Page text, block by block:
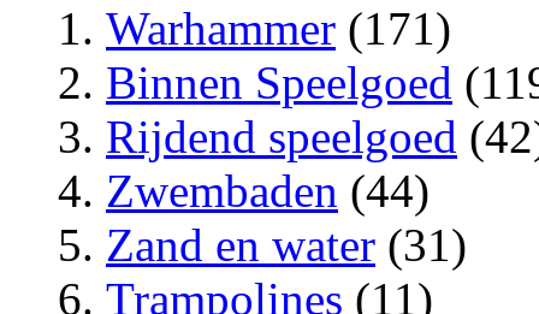
Warhammer (171)
Binnen Speelgoed
Rijdend speelgoed
Zwembaden (44)
Zand en water (31)
Trampolines (11)